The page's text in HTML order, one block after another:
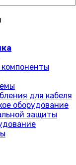
компоненты
для кабеля
оборудование
защиты